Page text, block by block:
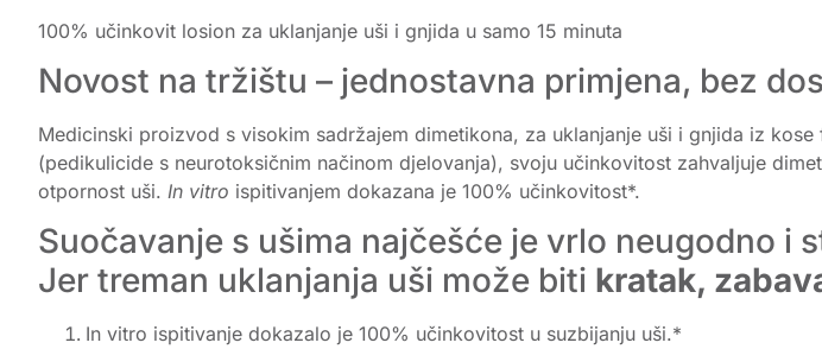
100% učinkovit losion za uklanjanje uši i gnjida u samo 15 minuta
Novost na tržištu – jednostavna primjena, bez
Medicinski proizvod s visokim sadržajem dimetikona, za uklanjanje uši i gnjida iz
(pedikulicide s neurotoksičnim načinom djelovanja), svoju učinkovitost zahvaljuje
otpornost uši. In vitro ispitivanjem dokazana je 100% učinkovitost*.
Suočavanje s ušima najčešće je vrlo neugodno
Jer treman uklanjanja uši može biti kratak,
In vitro ispitivanje dokazalo je 100% učinkovitost u suzbijanju uši.*